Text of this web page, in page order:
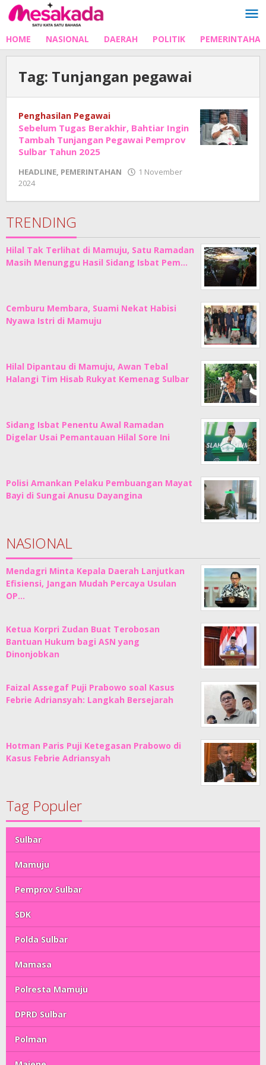
Lewati
ke
HOME NASIONAL DAERAH POLITIK
Tag: Tunjangan pegawai
Penghasilan Pegawai
Sebelum Tugas Berakhir, Bahtiar Ingin
Tambah Tunjangan Pegawai Pemprov
Sulbar Tahun 2025
HEADLINE, PEMERINTAHAN
1 November
2024
Junaedi
Sholat
TRENDING
Hilal Tak Terlihat di Mamuju, Satu Ramadan
Masih Menunggu Hasil Sidang Isbat Pem…
Cemburu Membara, Suami Nekat Habisi
Nyawa Istri di Mamuju
Hilal Dipantau di Mamuju, Awan Tebal
Halangi Tim Hisab Rukyat Kemenag Sulbar
Sidang Isbat Penentu Awal Ramadan
Digelar Usai Pemantauan Hilal Sore Ini
Polisi Amankan Pelaku Pembuangan Mayat
Bayi di Sungai Anusu Dayangina
NASIONAL
Mendagri Minta Kepala Daerah Lanjutkan
Efisiensi, Jangan Mudah Percaya Usulan
OP…
Ketua Korpri Zudan Buat Terobosan
Bantuan Hukum bagi ASN yang
Dinonjobkan
Faizal Assegaf Puji Prabowo soal Kasus
Febrie Adriansyah: Langkah Bersejarah
Hotman Paris Puji Ketegasan Prabowo di
Kasus Febrie Adriansyah
Tag Populer
Sulbar
Mamuju
Pemprov Sulbar
SDK
Polda Sulbar
Mamasa
Polresta Mamuju
DPRD Sulbar
Polman